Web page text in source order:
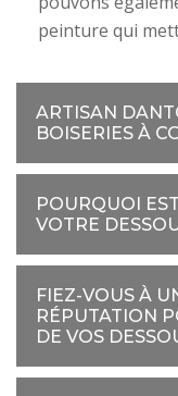
peinture qui
ARTISAN
BOISERIES À
POURQUOI
VOTRE
FIEZ-VOUS À
RÉPUTATION
DE VOS